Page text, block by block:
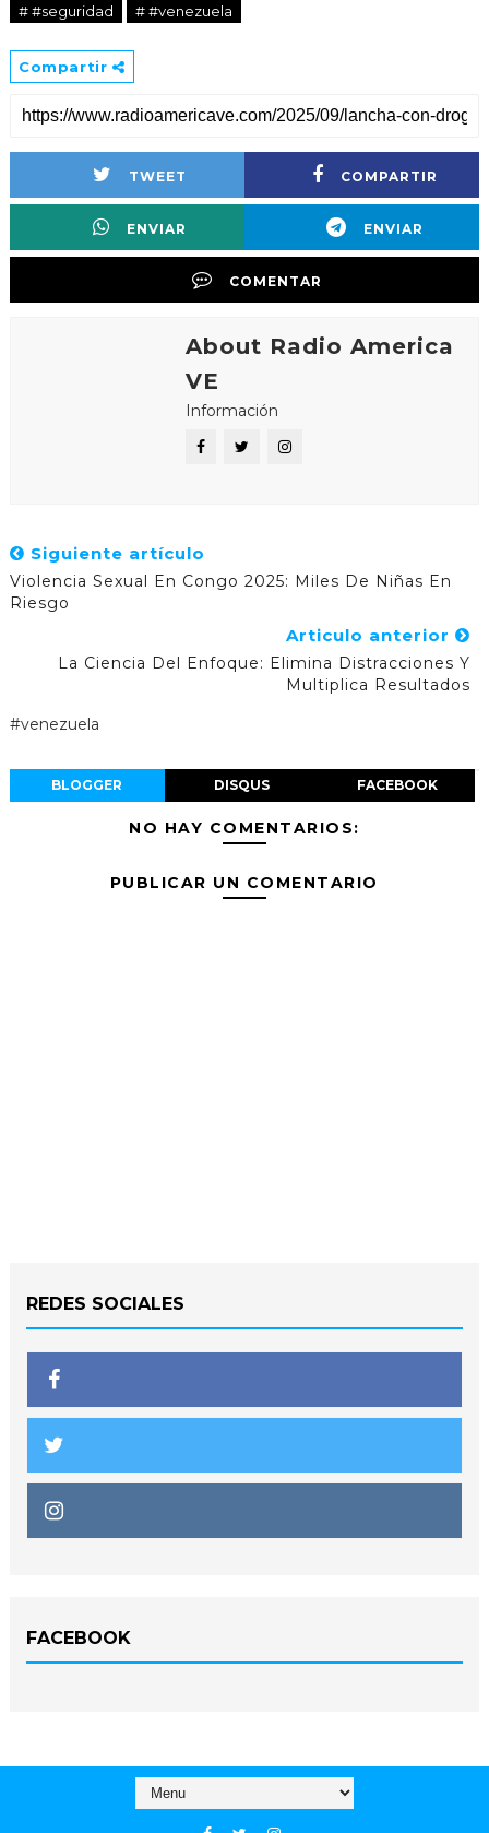
# #seguridad
# #venezuela
Compartir
TWEET COMPARTIR
ENVIAR ENVIAR
COMENTAR
About Radio America
VE
Información
Siguiente artículo
Violencia Sexual En Congo 2025: Miles De Niñas En
Riesgo
Articulo anterior
La Ciencia Del Enfoque: Elimina Distracciones Y
Multiplica Resultados
#venezuela
BLOGGER DISQUS FACEBOOK
NO HAY COMENTARIOS:
PUBLICAR UN COMENTARIO
REDES SOCIALES
FACEBOOK